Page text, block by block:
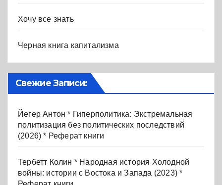
Хочу все знать
Черная книга капитализма
Свежие Записи:
Йегер Антон * Гиперполитика: Экстремальная
политизация без политических последствий
(2026) * Реферат книги
Тербетт Колин * Народная история Холодной
войны: истории с Востока и Запада (2023) *